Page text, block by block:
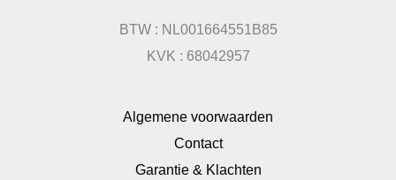
BTW : NL001664551B85
KVK : 68042957
Algemene voorwaarden
Contact
Garantie & Klachten